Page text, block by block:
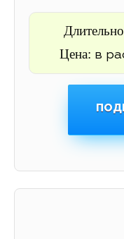
Цена: в